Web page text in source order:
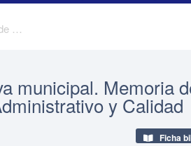
Federalismo y reforma administrativa municipal. Memoria del IV Encuentro Nacional de Desarrollo Administrativo y Calidad
municipal. Memoria
y Calidad
Ficha